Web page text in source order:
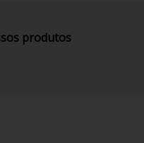
produtos